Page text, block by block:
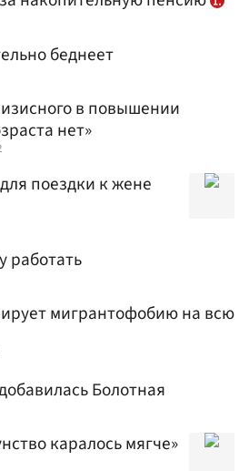
беднеет
в повышении
нет»
поездки к жене
работать
мигрантофобию на всю
Болотная
каралось мягче»